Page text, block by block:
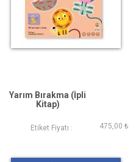
Yarım Bırakma (İpli
Kitap)
Etiket Fiyatı : 475,00 ₺